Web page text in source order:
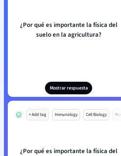
¿Por qué es importante la física del
suelo en la agricultura?
Mostrar respuesta
+ Add tag Immunology Cell Biology Mo
¿Por qué es importante la física del